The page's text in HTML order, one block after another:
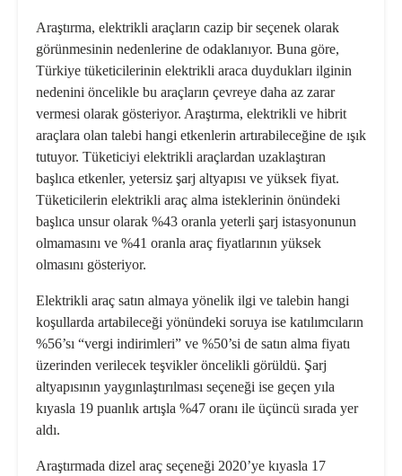
Araştırma, elektrikli araçların cazip bir seçenek olarak
görünmesinin nedenlerine de odaklanıyor. Buna göre,
Türkiye tüketicilerinin elektrikli araca duydukları ilginin
nedenini öncelikle bu araçların çevreye daha az zarar
vermesi olarak gösteriyor. Araştırma, elektrikli ve hibrit
araçlara olan talebi hangi etkenlerin artırabileceğine de ışık
tutuyor. Tüketiciyi elektrikli araçlardan uzaklaştıran
başlıca etkenler, yetersiz şarj altyapısı ve yüksek fiyat.
Tüketicilerin elektrikli araç alma isteklerinin önündeki
başlıca unsur olarak %43 oranla yeterli şarj istasyonunun
olmamasını ve %41 oranla araç fiyatlarının yüksek
olmasını gösteriyor.
Elektrikli araç satın almaya yönelik ilgi ve talebin hangi
koşullarda artabileceği yönündeki soruya ise katılımcıların
%56’sı “vergi indirimleri” ve %50’si de satın alma fiyatı
üzerinden verilecek teşvikler öncelikli görüldü. Şarj
altyapısının yaygınlaştırılması seçeneği ise geçen yıla
kıyasla 19 puanlık artışla %47 oranı ile üçüncü sırada yer
aldı.
Araştırmada dizel araç seçeneği 2020’ye kıyasla 17